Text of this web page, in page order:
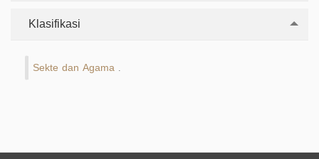
Klasifikasi
Sekte dan Agama